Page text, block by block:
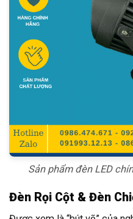
Sản phẩm đèn LED
Đèn Rọi Cột & Đèn